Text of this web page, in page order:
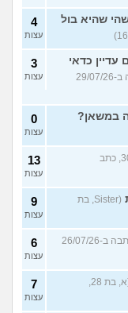
שהיא בול
4
עצות
כדאי
(אסראא, בת 18, כתבה ב-29/07/26
3
עצות
במשאן? 0
עצות
(אלירן, בן 30, כתב
13
עצות
(Sister, בת
9
עצות
(נערה, בת 16, כתבה ב-26/07/26
6
עצות
(א, בת 28,
7
עצות